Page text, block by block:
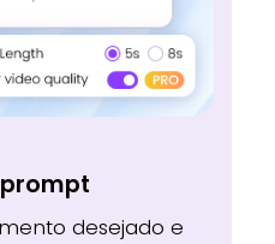
desejado e